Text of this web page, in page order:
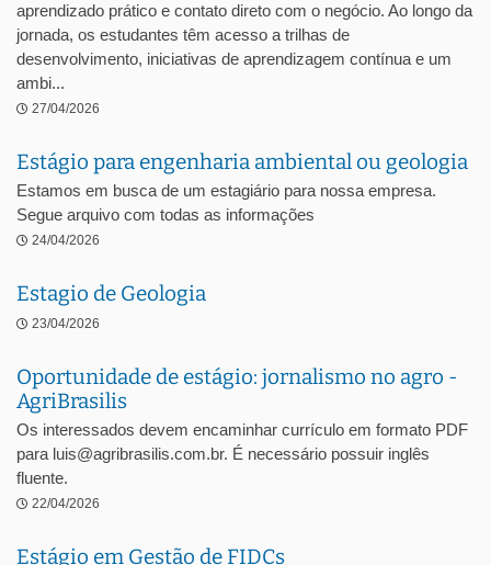
aprendizado prático e contato direto com o negócio. Ao longo da
jornada, os estudantes têm acesso a trilhas de
desenvolvimento, iniciativas de aprendizagem contínua e um
ambi...
27/04/2026
Estágio para engenharia ambiental ou geologia
Estamos em busca de um estagiário para nossa empresa.
Segue arquivo com todas as informações
24/04/2026
Estagio de Geologia
23/04/2026
Oportunidade de estágio: jornalismo no agro -
AgriBrasilis
Os interessados devem encaminhar currículo em formato PDF
para luis@agribrasilis.com.br. É necessário possuir inglês
fluente.
22/04/2026
Estágio em Gestão de FIDCs